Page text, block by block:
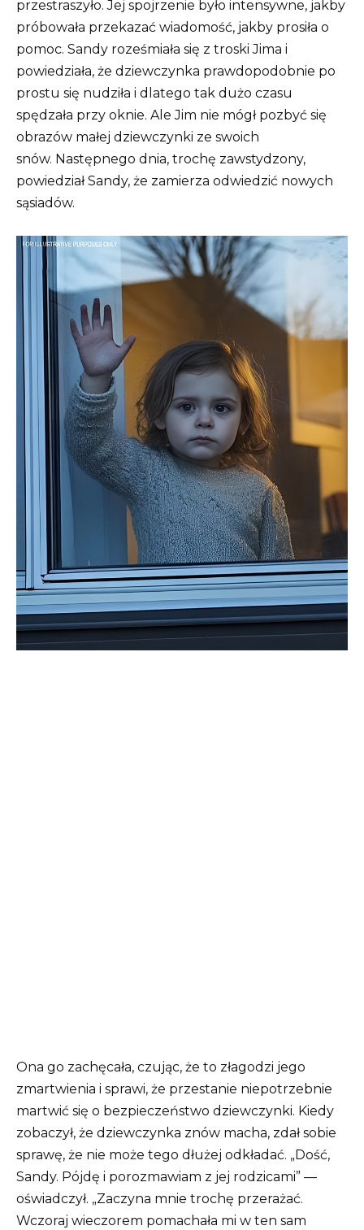
przestraszyło.Jej spojrzenie było intensywne, jakby
próbowała przekazać wiadomość, jakby prosiła o
pomoc. Sandy roześmiała się z troski Jima i
powiedziała, że ​​dziewczynka prawdopodobnie po
prostu się nudziła i dlatego tak dużo czasu
spędzała przy oknie. Ale Jim nie mógł pozbyć się
obrazów małej dziewczynki ze swoich
snów. Następnego dnia, trochę zawstydzony,
powiedział Sandy, że zamierza odwiedzić nowych
sąsiadów.
Ona go zachęcała, czując, że to złagodzi jego
zmartwienia i sprawi, że przestanie niepotrzebnie
martwić się o bezpieczeństwo dziewczynki. Kiedy
zobaczył, że dziewczynka znów macha, zdał sobie
sprawę, że nie może tego dłużej odkładać. „Dość,
Sandy. Pójdę i porozmawiam z jej rodzicami” —
oświadczył. „Zaczyna mnie trochę przerażać.
Wczoraj wieczorem pomachała mi w ten sam